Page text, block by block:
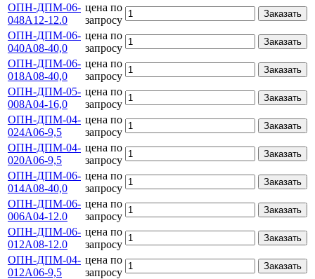
ОПН-ДПМ-06-
048А12-12.0
цена по
запросу
Заказать
ОПН-ДПМ-06-
040А08-40,0
цена по
запросу
Заказать
ОПН-ДПМ-06-
018А08-40,0
цена по
запросу
Заказать
ОПН-ДПМ-05-
008А04-16,0
цена по
запросу
Заказать
ОПН-ДПМ-04-
024А06-9,5
цена по
запросу
Заказать
ОПН-ДПМ-04-
020А06-9,5
цена по
запросу
Заказать
ОПН-ДПМ-06-
014А08-40,0
цена по
запросу
Заказать
ОПН-ДПМ-06-
006А04-12.0
цена по
запросу
Заказать
ОПН-ДПМ-06-
012А08-12.0
цена по
запросу
Заказать
ОПН-ДПМ-04-
012А06-9,5
цена по
запросу
Заказать